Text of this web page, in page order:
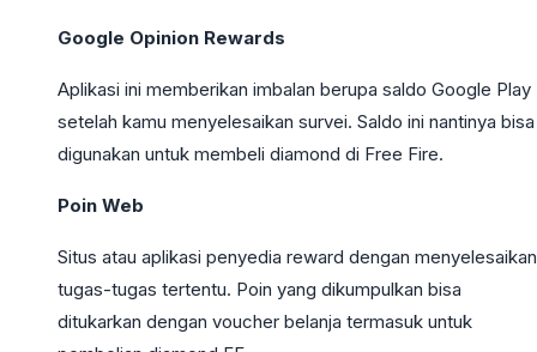
Google Opinion Rewards
Aplikasi ini memberikan imbalan berupa saldo Google Play
setelah kamu menyelesaikan survei. Saldo ini nantinya bisa
digunakan untuk membeli diamond di Free Fire.
Poin Web
Situs atau aplikasi penyedia reward dengan menyelesaikan
tugas-tugas tertentu. Poin yang dikumpulkan bisa
ditukarkan dengan voucher belanja termasuk untuk